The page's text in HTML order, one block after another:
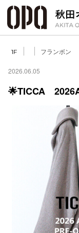
1F フランボン
2026.06.05
🌟TICCA